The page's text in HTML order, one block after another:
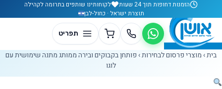
דלג לתוכןהזמנות דחופות תוך 24 שעות
לקוחותינו שותפים בתרומה לקהילה
תוצרת ישראל · כחול-לבן
בית› מוצרי פרסום לבחירות› פותחן בקבוקים ובירה ממותג מתנה שימושית עם
לוגו